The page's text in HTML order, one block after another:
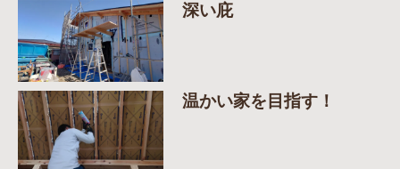
深い庇
温かい家を目指す！